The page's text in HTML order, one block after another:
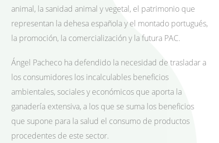
animal, la sanidad animal y vegetal, el patrimonio que
representan la dehesa española y el montado portugués,
la promoción, la comercialización y la futura PAC.
Ángel Pacheco ha defendido la necesidad de trasladar a
los consumidores los incalculables beneficios
ambientales, sociales y económicos que aporta la
ganadería extensiva, a los que se suma los beneficios
que supone para la salud el consumo de productos
procedentes de este sector.